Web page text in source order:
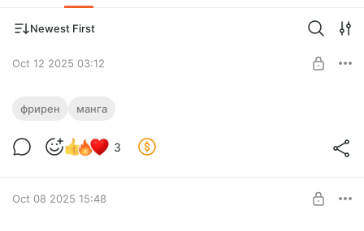
Newest First
Oct 12 2025 03:12
Фрирен 140
Level required:
фрирен манга
3
Oct 08 2025 15:48